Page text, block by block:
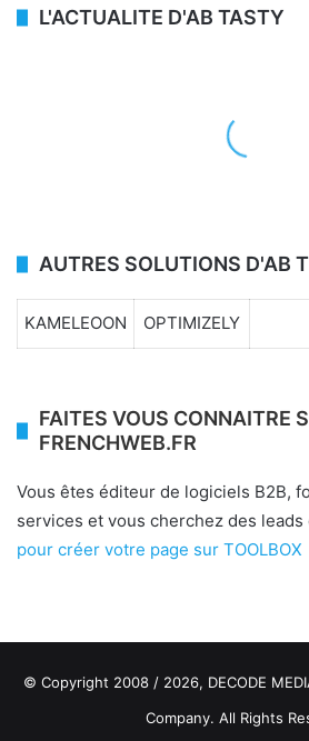
L'ACTUALITE D'AB TASTY
AUTRES SOLUTIONS D'AB
KAMELEOON OPTIMIZELY
FAITES VOUS CONNAITRE
FRENCHWEB.FR
Vous êtes éditeur de logiciels B2B,
services et vous cherchez des leads
pour créer votre page sur TOOLBOX
© Copyright 2008 / 2026, DECODE
Company. All Rights